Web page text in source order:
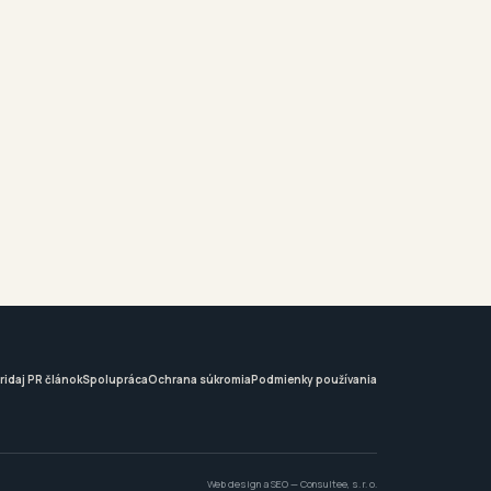
PR článokSpoluprácaOchrana súkromiaPodmienky používania
Web design a SEO —Consultee, s. r. o.